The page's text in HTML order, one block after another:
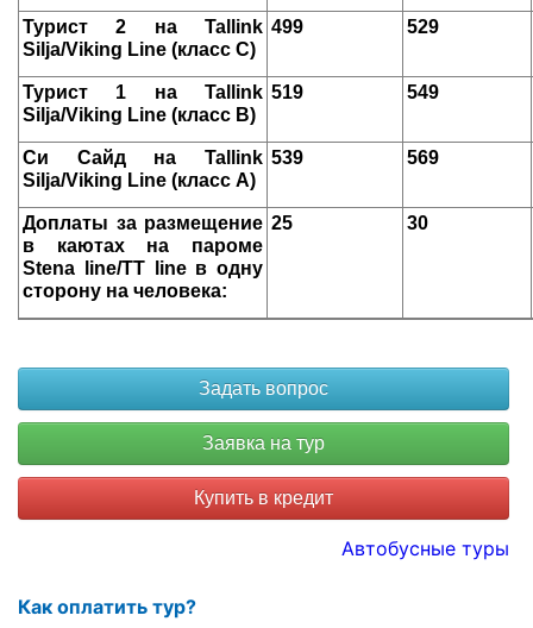
Турист 2 на Tallink
Silja/Viking Line (класс С)
499 529
Турист 1 на Tallink
Silja/Viking Line (класс В)
519 549
Си Сайд на Tallink
Silja/Viking Line (класс А)
539 569
Доплаты за размещение
в каютах на пароме
Stena line/TT line в одну
сторону на человека:
25 30
Купить в кредит
Автобусные туры
Как оплатить тур?